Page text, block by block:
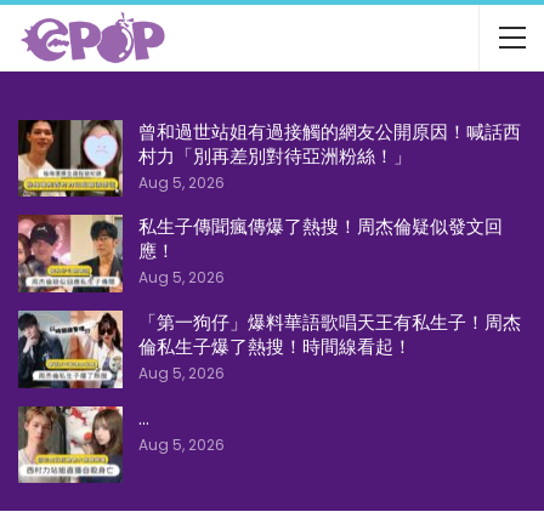
曾和過世站姐有過接觸的網友公開原因！喊話西
村力「別再差別對待亞洲粉絲！」
Aug 5, 2026
私生子傳聞瘋傳爆了熱搜！周杰倫疑似發文回
應！
Aug 5, 2026
「第一狗仔」爆料華語歌唱天王有私生子！周杰
倫私生子爆了熱搜！時間線看起！
Aug 5, 2026
…
Aug 5, 2026